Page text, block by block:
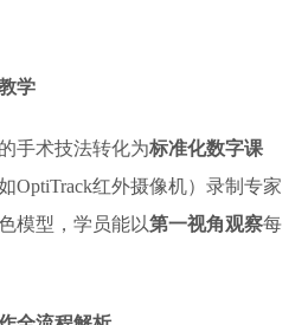
学
手术技法转化为标准化数字课
OptiTrack红外摄像机）录制专家
模型，学员能以第一视角观察每